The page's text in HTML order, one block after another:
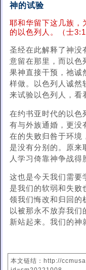
神的试验
耶和华留下这几族，
的以色列人。（士3:1
圣经在此解释了神没
意留在那里，而以色
果神直接干预，祂诚
样做。以色列人诚然
来试验以色列人，看
在约书亚时代的以色
有与外族通婚，更没
在的失败归咎于环境
是没有分别的。原来
人学习倚靠神争战得
这也是今天我们需要
是我们的软弱和失败
领我们悔改和归回的
以被那永不放弃我们
新站起来。我们的神
本文链结：http://